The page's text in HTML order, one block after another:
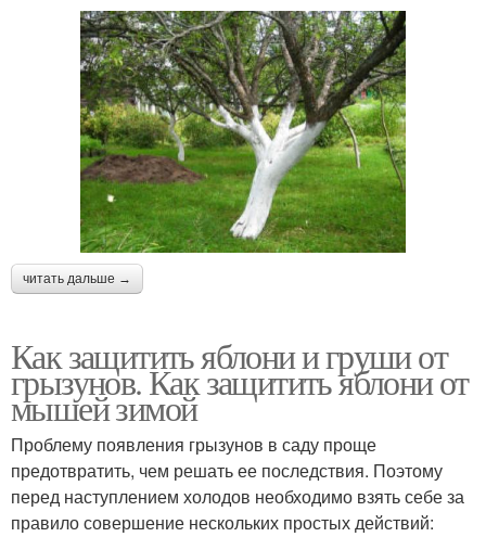
читать дальше →
Как защитить яблони и груши от
грызунов. Как защитить яблони от
мышей зимой
Проблему появления грызунов в саду проще
предотвратить, чем решать ее последствия. Поэтому
перед наступлением холодов необходимо взять себе за
правило совершение нескольких простых действий: